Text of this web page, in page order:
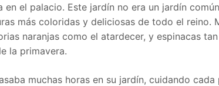
en el palacio. Este jardín no era un jardín
más coloridas y deliciosas de todo el reino.
naranjas como el atardecer, y espinacas
la primavera.
muchas horas en su jardín, cuidando